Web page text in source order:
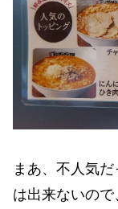
まあ、不人気
は出来ないの